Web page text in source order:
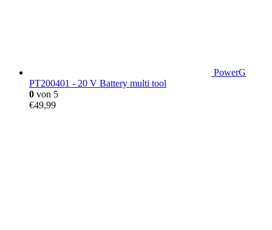
PowerG
PT200401 - 20 V Battery multi tool
0 von 5
€49,99